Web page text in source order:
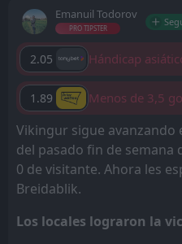
Emanuil Todorov
PRO TIPSTER
2.05 Hándicap
1.89 Menos de 3,5
Vikingur sigue avanzando
del pasado fin de semana
0 de visitante. Ahora les
Breidablik.
Los locales lograron la